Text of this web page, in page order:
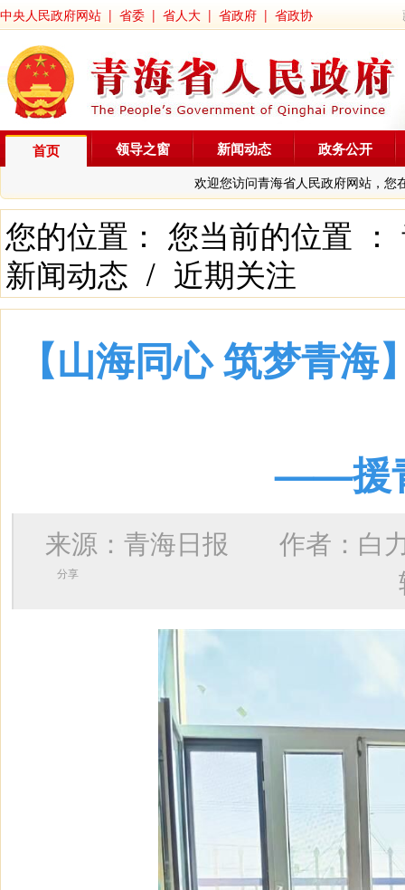
中央人民政府网站 | 省委 | 省人大 | 省政府 | 省政协
首页
欢迎您访问青海省人民政府网站，您
领导之窗 新闻动态 政务公开
您的位置： 您当前的位置 ：
新闻动态 / 近期关注
【山海同心 筑梦青
——援
来源：青海日报 作者： 白
分享